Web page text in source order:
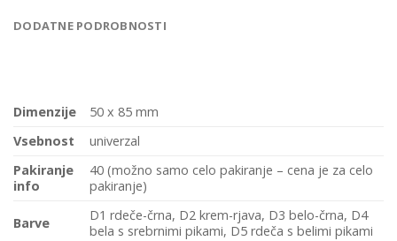
DODATNE PODROBNOSTI
Dimenzije
50 x 85 mm
Vsebnost
univerzal
Pakiranje
info
40 (možno samo celo pakiranje – cena je za celo
pakiranje)
Barve
D1 rdeče-črna, D2 krem-rjava, D3 belo-črna, D4
bela s srebrnimi pikami, D5 rdeča s belimi pikami